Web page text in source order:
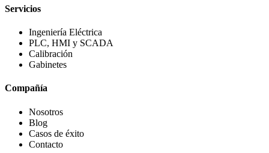
Servicios
Ingeniería Eléctrica
PLC, HMI y SCADA
Calibración
Gabinetes
Compañía
Nosotros
Blog
Casos de éxito
Contacto